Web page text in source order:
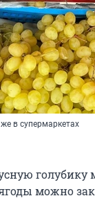
в супермаркетах
можно